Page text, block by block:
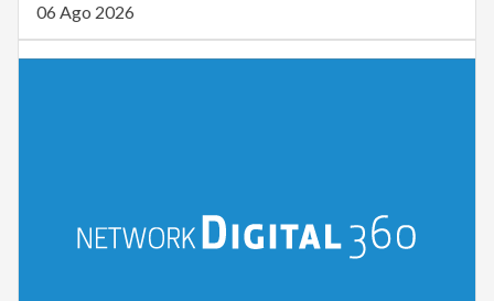
06 Ago 2026